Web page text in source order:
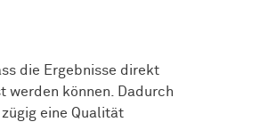
die Ergebnisse direkt
werden können. Dadurch
eine Qualität